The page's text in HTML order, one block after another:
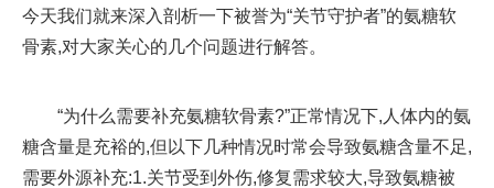
今天我们就来深入剖析一下被誉为“关节守护者”的氨糖软
骨素,对大家关心的几个问题进行解答。
“为什么需要补充氨糖软骨素?”正常情况下,人体内的氨
糖含量是充裕的,但以下几种情况时常会导致氨糖含量不足,
需要外源补充:1.关节受到外伤,修复需求较大,导致氨糖被